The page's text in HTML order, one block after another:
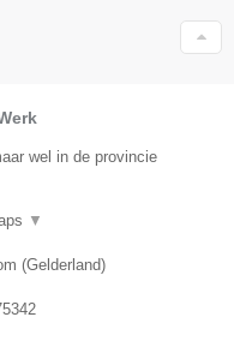
wel in de provincie
▼
(Gelderland)